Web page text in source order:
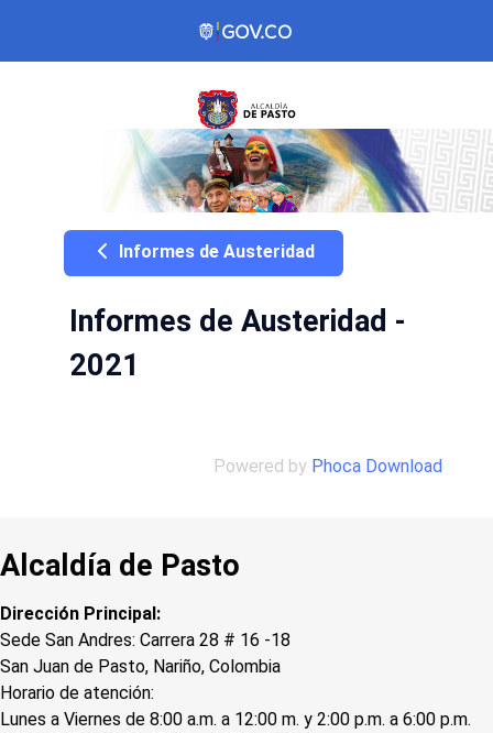
Informes de Austeridad
Informes de Austeridad -
2021
Powered by Phoca Download
Alcaldía de Pasto
Dirección Principal:
Sede San Andres: Carrera 28 # 16 -18
San Juan de Pasto, Nariño, Colombia
Horario de atención:
Lunes a Viernes de 8:00 a.m. a 12:00 m. y 2:00 p.m. a 6:00 p.m.